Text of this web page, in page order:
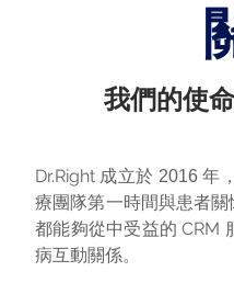
我們的使
Dr.Right 成立於2016年
療團隊第一時間與患者
都能夠從中受益的 CRM
病互動關係。